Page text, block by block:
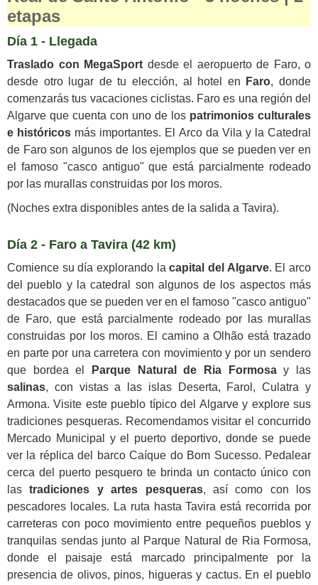
etapas
Día 1 - Llegada
Traslado con MegaSport desde el aeropuerto de Faro, o
desde otro lugar de tu elección, al hotel en
Faro, donde
comenzarás tus vacaciones ciclistas. Faro es una región del
Algarve que cuenta con uno de los patrimonios culturales
e históricos más importantes. El Arco da Vila y la Catedral
de Faro son algunos de los ejemplos que se pueden ver en
el famoso "casco antiguo" que está parcialmente rodeado
por las murallas construidas por los moros.
(Noches extra disponibles antes de la salida a Tavira).
Día 2 - Faro a Tavira (42 km)
Comience su día explorando lacapital del Algarve. El arco
del pueblo y la catedral son algunos de los aspectos más
destacados que se pueden ver en el famoso "casco antiguo"
de Faro, que está parcialmente rodeado por las murallas
construidas por los moros. El camino a Olhão está trazado
en parte por una carretera con movimiento y por un sendero
que bordea el
Parque Natural de Ria Formosay las
salinas, con vistas a las islas Deserta, Farol, Culatra y
Armona. Visite este pueblo típico del Algarve y explore sus
tradiciones pesqueras. Recomendamos visitar el concurrido
Mercado Municipal y el puerto deportivo, donde se puede
ver la réplica del barco Caíque do Bom Sucesso. Pedalear
cerca del puerto pesquero te brinda un contacto único con
lastradiciones y artes pesqueras, así como con los
pescadores locales. La ruta hasta Tavira está recorrida por
carreteras con poco movimiento entre pequeños pueblos y
tranquilas sendas junto al Parque Natural de Ria Formosa,
donde el paisaje está marcado principalmente por la
presencia de olivos, pinos, higueras y cactus. En el pueblo